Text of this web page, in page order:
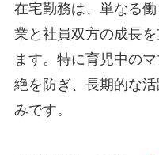
在宅勤務は、単なる
業と社員双方の成長
ます。特に育児中の
絶を防ぎ、長期的な
みです。